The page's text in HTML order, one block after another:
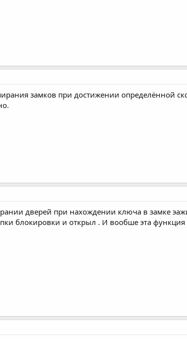
замков при достижении определённой
дверей при нахождении ключа в замке
блокировки и открыл . И вообше эта